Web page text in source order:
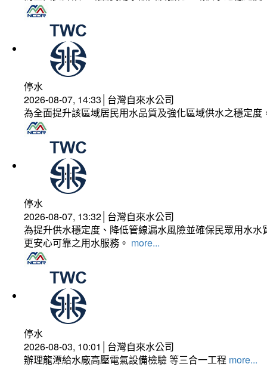
停水
2026-08-07, 14:33│台灣自來水公司
為全面提升該區域居民用水品質及強化區域供水之穩定
停水
2026-08-07, 13:32│台灣自來水公司
為提升供水穩定度、降低管線漏水風險並確保民眾用水
更安心可靠之用水服務。 more...
停水
2026-08-03, 10:01│台灣自來水公司
辦理龍潭給水廠高壓電氣設備檢驗 等三合一工程 more...